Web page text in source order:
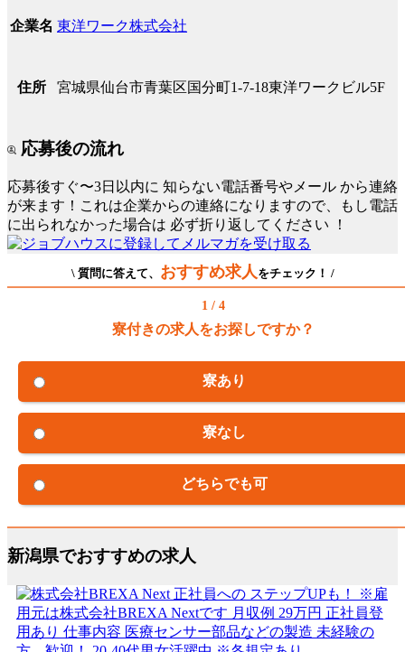
企業名 東洋ワーク株式会社
住所 宮城県仙台市青葉区国分町1-7-18東洋ワークビル5F
応募後の流れ
応募後すぐ〜3日以内に 知らない電話番号やメール から連絡
が来ます！これは企業からの連絡になりますので、もし電話
に出られなかった場合は 必ず折り返してください ！
\ 質問に答えて、 おすすめ求人 をチェック！ /
1 / 4
寮付きの求人をお探しですか？
寮あり
寮なし
どちらでも可
新潟県でおすすめの求人